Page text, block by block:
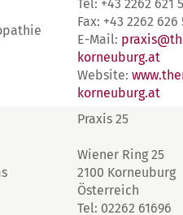
Tel: +43 2262 621
Fax: +43 2262 626
E-Mail:
korneuburg.at
Website:
korneuburg.at
Praxis 25
Wiener Ring 25
2100 Korneuburg
Österreich
Tel: 02262 61696